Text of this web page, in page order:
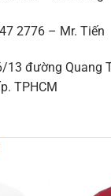
2776 – Mr. Tiến
13 đường Quang
TPHCM